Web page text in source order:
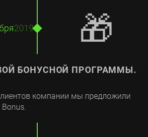
БОНУСНОЙ ПРОГРАММЫ.
компании мы предложили
2019 🎁